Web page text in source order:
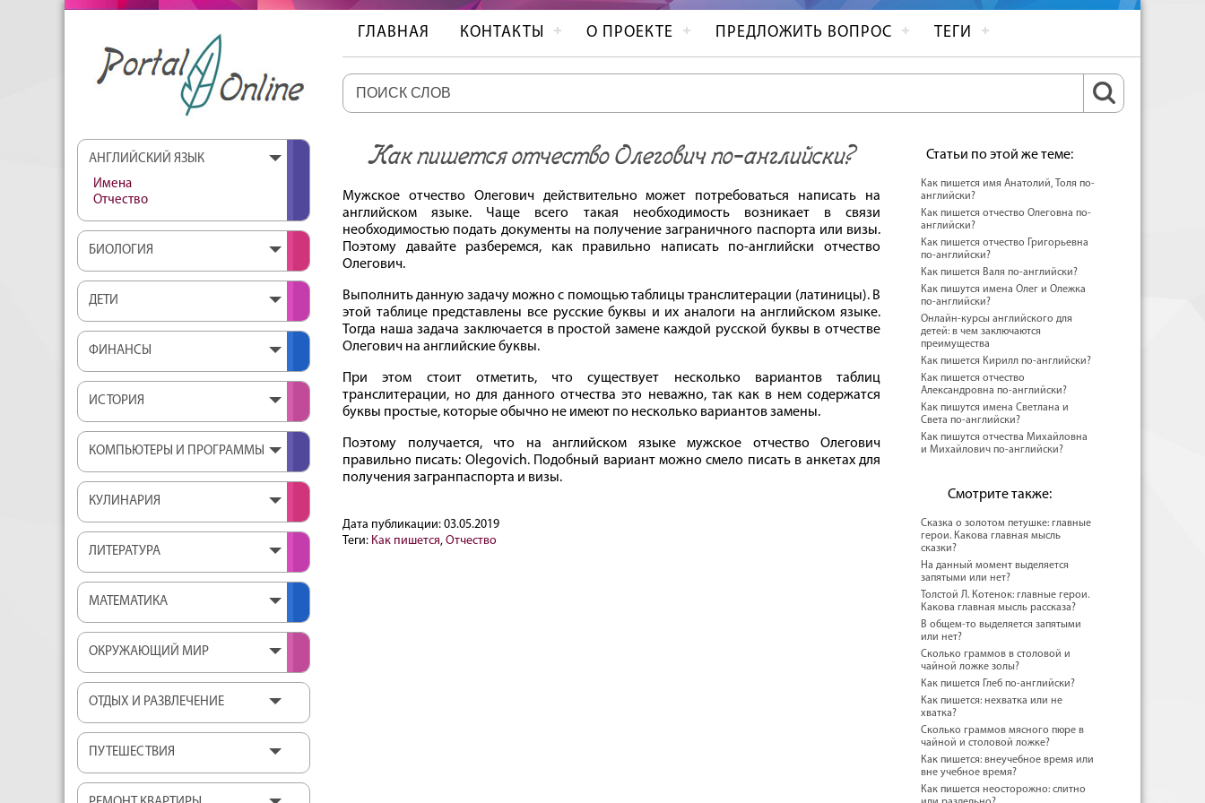
ГЛАВНАЯ КОНТАКТЫ О ПРОЕКТЕ ПРЕДЛОЖИТЬ ВОПРОС ТЕГИ
АНГЛИЙСКИЙ ЯЗЫК
Имена
Отчество
БИОЛОГИЯ
ДЕТИ
ФИНАНСЫ
ИСТОРИЯ
КОМПЬЮТЕРЫ И ПРОГРАММЫ
КУЛИНАРИЯ
ЛИТЕРАТУРА
МАТЕМАТИКА
ОКРУЖАЮЩИЙ МИР
ОТДЫХ И РАЗВЛЕЧЕНИЕ
ПУТЕШЕСТВИЯ
Как пишется отчество Олегович по‐английски?
Мужское отчество Олегович действительно может потребоваться написать на
английском языке. Чаще всего такая необходимость возникает в связи
необходимостью подать документы на получение заграничного паспорта или визы.
Поэтому давайте разберемся, как правильно написать по-английски отчество
Олегович.
Выполнить данную задачу можно с помощью таблицы транслитерации (латиницы). В
этой таблице представлены все русские буквы и их аналоги на английском языке.
Тогда наша задача заключается в простой замене каждой русской буквы в отчестве
Олегович на английские буквы.
При этом стоит отметить, что существует несколько вариантов таблиц
транслитерации, но для данного отчества это неважно, так как в нем содержатся
буквы простые, которые обычно не имеют по несколько вариантов замены.
Поэтому получается, что на английском языке мужское отчество Олегович
правильно писать: Olegovich. Подобный вариант можно смело писать в анкетах для
получения загранпаспорта и визы.
Дата публикации: 03.05.2019
Теги: Как пишется, Отчество
Статьи по этой же теме:
Как пишется имя Анатолий, Толя по-
английски?
Как пишется отчество Олеговна по-
английски?
Как пишется отчество Григорьевна
по-английски?
Как пишется Валя по-английски?
Как пишутся имена Олег и Олежка
по-английски?
Онлайн-курсы английского для
детей: в чем заключаются
преимущества
Как пишется Кирилл по-английски?
Как пишется отчество
Александровна по-английски?
Как пишутся имена Светлана и
Света по-английски?
Как пишутся отчества Михайловна
и Михайлович по-английски?
Смотрите также:
Сказка о золотом петушке: главные
герои. Какова главная мысль
сказки?
На данный момент выделяется
запятыми или нет?
Толстой Л. Котенок: главные герои.
Какова главная мысль рассказа?
В общем-то выделяется запятыми
или нет?
Сколько граммов в столовой и
чайной ложке золы?
Как пишется Глеб по-английски?
Как пишется: нехватка или не
хватка?
Сколько граммов мясного пюре в
чайной и столовой ложке?
Как пишется: внеучебное время или
вне учебное время?
Как пишется неосторожно: слитно